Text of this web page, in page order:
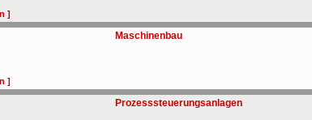
]
]
Maschinenbau
Prozesssteuerungsanlagen